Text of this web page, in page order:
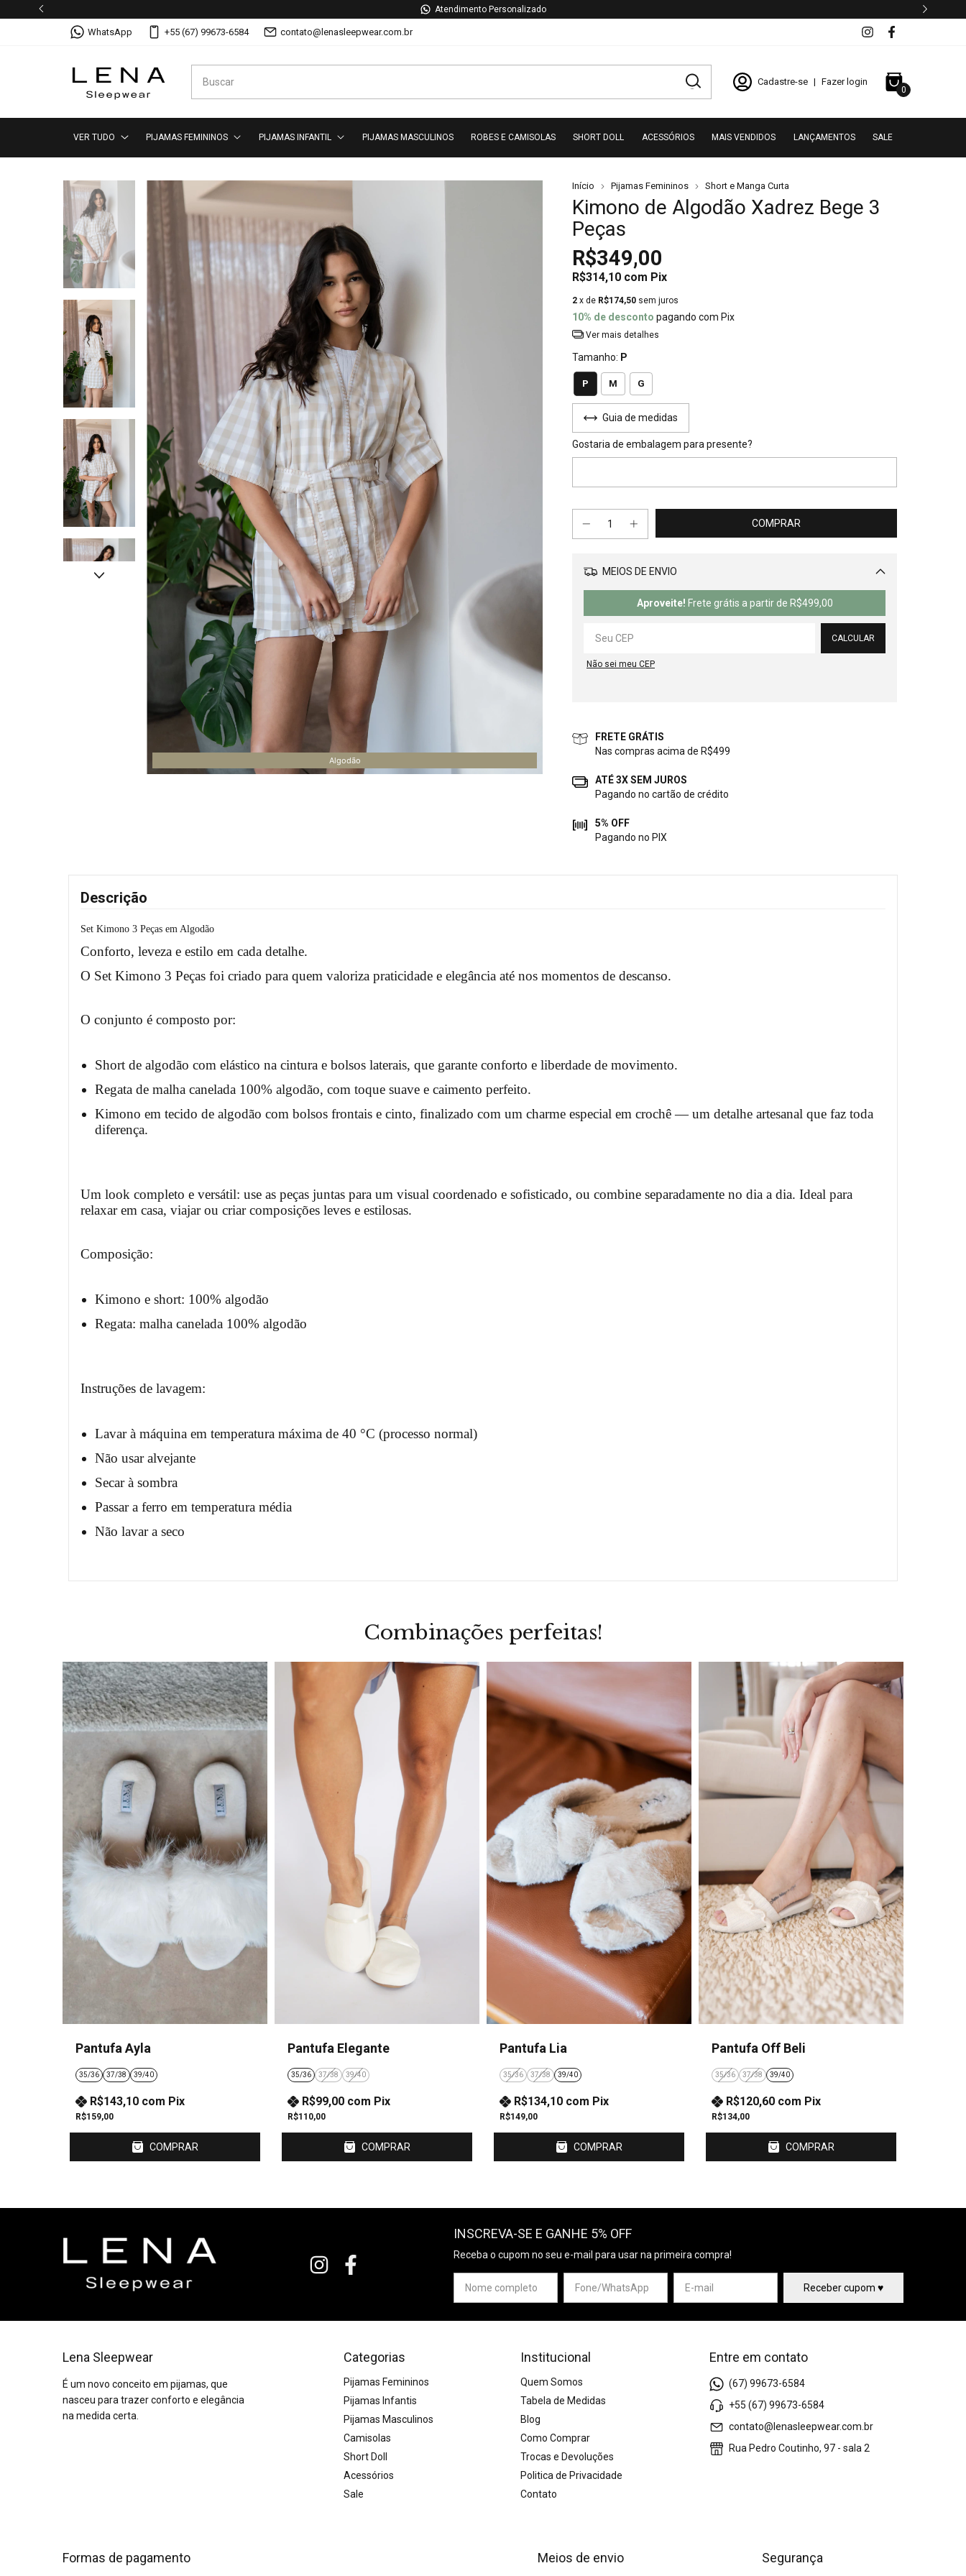
Atendimento Personalizado
WhatsApp +55 (67) 99673-6584 contato@lenasleepwear.com.br
Cadastre-se | Fazer login
0
VER TUDO PIJAMAS FEMININOS PIJAMAS INFANTIL PIJAMAS MASCULINOS ROBES E CAMISOLAS SHORT DOLL ACESSÓRIOS MAIS VENDIDOS LANÇAMENTOS SALE
Algodão
Início Pijamas Femininos Short e Manga Curta
Kimono de Algodão Xadrez Bege 3
Peças
R$349,00
R$314,10 com Pix
2 x de R$174,50 sem juros
10% de desconto pagando com Pix
Ver mais detalhes
Tamanho: P
P M G
Guia de medidas
Gostaria de embalagem para presente?
MEIOS DE ENVIO
Aproveite! Frete grátis a partir de R$499,00
CALCULAR
Não sei meu CEP
FRETE GRÁTIS
Nas compras acima de R$499
ATÉ 3X SEM JUROS
Pagando no cartão de crédito
5% OFF
Pagando no PIX
Descrição
Set Kimono 3 Peças em Algodão
Conforto, leveza e estilo em cada detalhe.
O Set Kimono 3 Peças foi criado para quem valoriza praticidade e elegância até nos momentos de descanso.
O conjunto é composto por:
Short de algodão com elástico na cintura e bolsos laterais, que garante conforto e liberdade de movimento.
Regata de malha canelada 100% algodão, com toque suave e caimento perfeito.
Kimono em tecido de algodão com bolsos frontais e cinto, finalizado com um charme especial em crochê — um detalhe artesanal que faz toda
diferença.
Um look completo e versátil: use as peças juntas para um visual coordenado e sofisticado, ou combine separadamente no dia a dia. Ideal para
relaxar em casa, viajar ou criar composições leves e estilosas.
Composição:
Kimono e short: 100% algodão
Regata: malha canelada 100% algodão
Instruções de lavagem:
Lavar à máquina em temperatura máxima de 40 °C (processo normal)
Não usar alvejante
Secar à sombra
Passar a ferro em temperatura média
Não lavar a seco
Combinações perfeitas!
Pantufa Ayla
35/36 37/38 39/40
R$159,00
R$143,10 com Pix
COMPRAR
Pantufa Elegante
35/36 37/38 39/40
R$110,00
R$99,00 com Pix
COMPRAR
Pantufa Lia
35/36 37/38 39/40
R$149,00
R$134,10 com Pix
COMPRAR
Pantufa Off Beli
35/36 37/38 39/40
R$134,00
R$120,60 com Pix
COMPRAR
INSCREVA-SE E GANHE 5% OFF
Receba o cupom no seu e-mail para usar na primeira compra!
Lena Sleepwear
É um novo conceito em pijamas, que
nasceu para trazer conforto e elegância
na medida certa.
Categorias
Pijamas Femininos
Pijamas Infantis
Pijamas Masculinos
Camisolas
Short Doll
Acessórios
Sale
Institucional
Quem Somos
Tabela de Medidas
Blog
Como Comprar
Trocas e Devoluções
Politica de Privacidade
Contato
Entre em contato
(67) 99673-6584
+55 (67) 99673-6584
contato@lenasleepwear.com.br
Rua Pedro Coutinho, 97 - sala 2
Formas de pagamento Meios de envio Segurança